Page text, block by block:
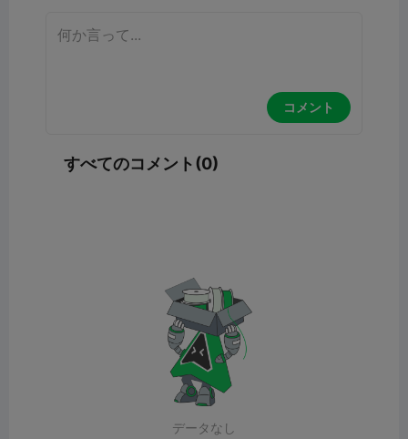
コメント
すべてのコメント(0)
データなし